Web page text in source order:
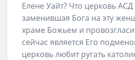
Елене Уайт? Что церковь
заменившая Бога на эту
храме Божьем и
сейчас является Его
церковь любит ругать